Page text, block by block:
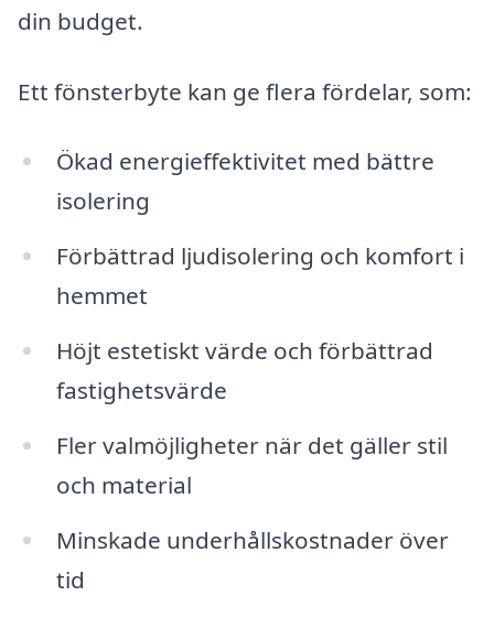
din budget.
Ett fönsterbyte kan ge flera fördelar, som:
Ökad energieffektivitet med bättre
isolering
Förbättrad ljudisolering och komfort i
hemmet
Höjt estetiskt värde och förbättrad
fastighetsvärde
Fler valmöjligheter när det gäller stil
och material
Minskade underhållskostnader över
tid